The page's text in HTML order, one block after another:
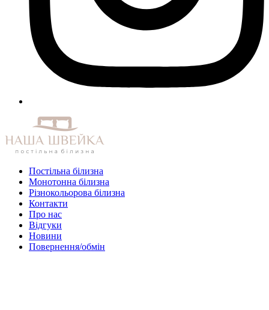
Постільна білизна
Монотонна білизна
Різнокольорова білизна
Контакти
Про нас
Відгуки
Новини
Повернення/обмін